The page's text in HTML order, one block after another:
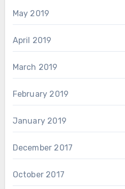
May 2019
April 2019
March 2019
February 2019
January 2019
December 2017
October 2017